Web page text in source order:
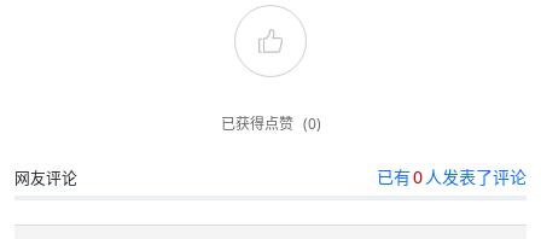
已获得点赞 (0)
网友评论 已有0人发表了评论